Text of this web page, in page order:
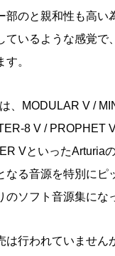
部のと親和性も高い
ているような感覚で
。
、MODULAR V /
8 V / PROPHET
VといったArturia
なる音源を特別にピ
ソフト音源集にな
は行われていません